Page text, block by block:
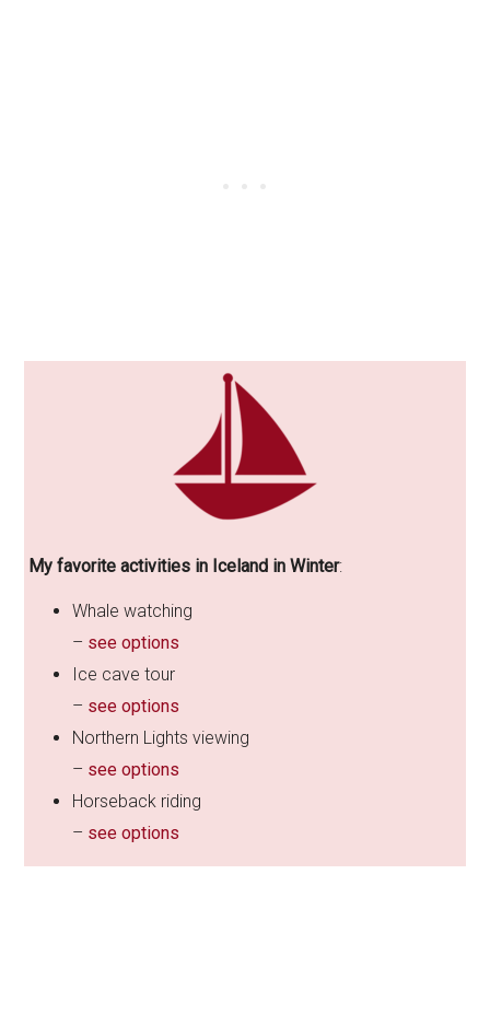
My favorite activities in Iceland in Winter:
​Whale watching
– see options
Ice cave tour
– see options
Northern Lights viewing
– see options
Horseback riding
– see options